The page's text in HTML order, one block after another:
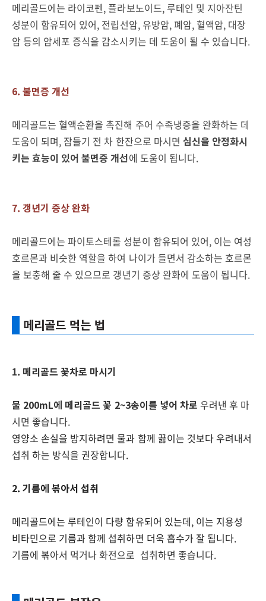
메리골드에는 라이코펜, 플라보노이드,루테인 및 지아잔틴
성분이 함유되어 있어, 전립선암,유방암,폐암, 혈액암, 대장
암 등의 암세포 증식을 감소시키는 데 도움이 될 수 있습니다.
6. 불면증 개선
메리골드는 혈액순환을 촉진해 주어 수족냉증을 완화하는 데
도움이 되며, 잠들기 전 차 한잔으로 마시면 심신을 안정화시
키는 효능이 있어 불면증 개선에 도움이 됩니다.
7. 갱년기 증상 완화
메리골드에는 파이토스테롤 성분이 함유되어 있어, 이는 여성
호르몬과 비슷한 역할을 하여 나이가 들면서 감소하는 호르몬
을 보충해 줄 수 있으므로 갱년기 증상 완화에 도움이 됩니다.
메리골드 먹는 법
1. 메리골드 꽃차로 마시기
물 200mL에 메리골드 꽃 2~3송이를 넣어 차로 우려낸 후 마
시면 좋습니다.
영양소 손실을 방지하려면 물과 함께 끓이는 것보다 우려내서
섭취 하는 방식을 권장합니다.
2. 기름에 볶아서 섭취
메리골드에는 루테인이 다량 함유되어 있는데, 이는 지용성
비타민으로 기름과 함께 섭취하면 더욱 흡수가 잘 됩니다.
기름에 볶아서 먹거나 화전으로 섭취하면 좋습니다.